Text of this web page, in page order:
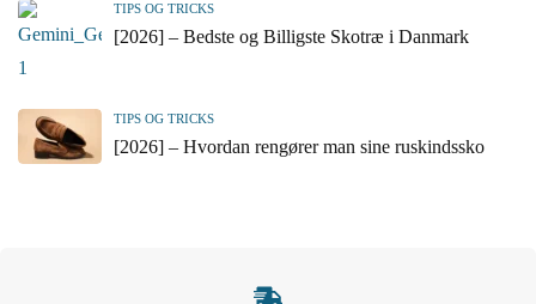
TIPS OG TRICKS
[2026] – Bedste og Billigste Skotræ i Danmark
TIPS OG TRICKS
[2026] – Hvordan rengører man sine ruskindssko